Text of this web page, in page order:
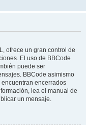
ofrece un gran control de
El uso de BBCode
puede ser
BBCode asimismo
encerrados
lea el manual de
un mensaje.